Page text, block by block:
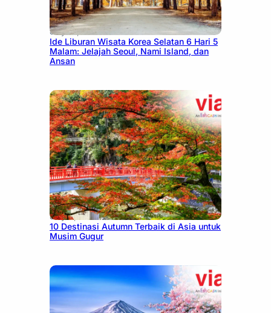
July 15, 2026
Ide Liburan Wisata Korea Selatan 6 Hari 5
Malam: Jelajah Seoul, Nami Island, dan
Ansan
July 9, 2026
10 Destinasi Autumn Terbaik di Asia untuk
Musim Gugur